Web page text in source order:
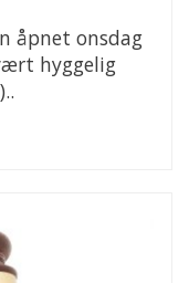
åpnet onsdag
hyggelig